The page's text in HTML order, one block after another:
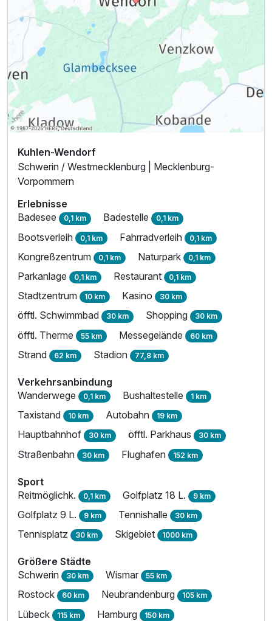
Kuhlen-Wendorf
Schwerin / Westmecklenburg | Mecklenburg-
Vorpommern
Erlebnisse
Badesee 0,1 km Badestelle 0,1 km
Bootsverleih 0,1 km Fahrradverleih 0,1 km
Kongreßzentrum 0,1 km Naturpark 0,1 km
Parkanlage 0,1 km Restaurant 0,1 km
Stadtzentrum 10 km Kasino 30 km
öfftl. Schwimmbad 30 km Shopping 30 km
öfftl. Therme 55 km Messegelände 60 km
Strand 62 km Stadion 77,8 km
Verkehrsanbindung
Wanderwege 0,1 km Bushaltestelle 1 km
Taxistand 10 km Autobahn 19 km
Hauptbahnhof 30 km öfftl. Parkhaus 30 km
Straßenbahn 30 km Flughafen 152 km
Sport
Reitmöglichk. 0,1 km Golfplatz 18 L. 9 km
Golfplatz 9 L. 9 km Tennishalle 30 km
Tennisplatz 30 km Skigebiet 1000 km
Größere Städte
Schwerin 30 km Wismar 55 km
Rostock 60 km Neubrandenburg 105 km
Lübeck 115 km Hamburg 150 km